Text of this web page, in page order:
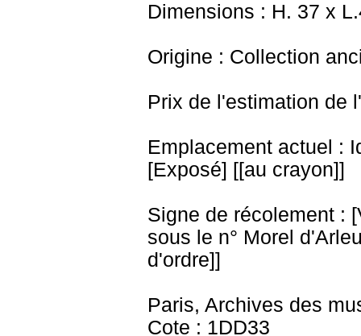
Dimensions : H. 37 x
Origine : Collection
Prix de l'estimation de
Emplacement actuel :
[Exposé] [[au crayon]]
Signe de récolement :
sous le n° Morel
d'ordre]]
Paris, Archives des
Cote : 1DD33